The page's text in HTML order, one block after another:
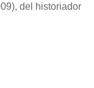
del historiador